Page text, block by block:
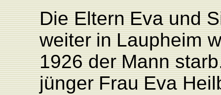
Die Eltern Eva und
weiter in Laupheim
1926 der Mann
jünger Frau Eva